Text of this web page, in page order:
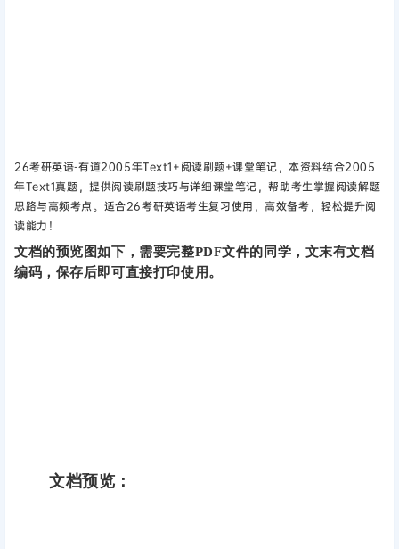
26考研英语-有道2005年Text1+阅读刷题+课堂笔记，本资料结合2005
年Text1真题，提供阅读刷题技巧与详细课堂笔记，帮助考生掌握阅读解题
思路与高频考点。适合26考研英语考生复习使用，高效备考，轻松提升阅
读能力！
文档的预览图如下，需要完整PDF文件的同学，文末有文档
编码，保存后即可直接打印使用。
文档预览：